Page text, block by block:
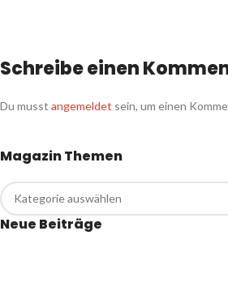
Schreibe einen
Du musst angemeldet sein, um einen
Magazin Themen
Neue Beiträge